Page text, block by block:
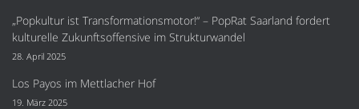
„Popkultur ist Transformationsmotor!“ – PopRat Saarland fordert
kulturelle Zukunftsoffensive im Strukturwandel
28. April 2025
Los Payos im Mettlacher Hof
19. März 2025